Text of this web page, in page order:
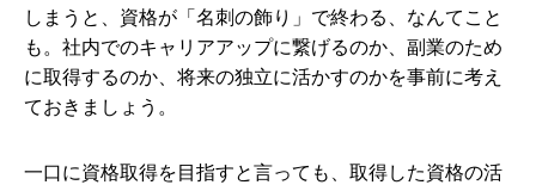
しまうと、資格が「名刺の飾り」で終わる、なんてこと
も。社内でのキャリアアップに繋げるのか、副業のため
に取得するのか、将来の独立に活かすのかを事前に考え
ておきましょう。
一口に資格取得を目指すと言っても、取得した資格の活